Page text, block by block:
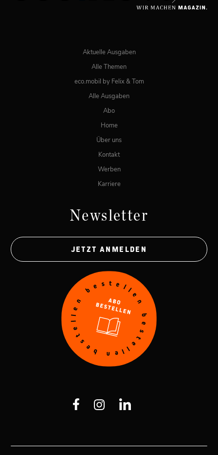
JETZT BESTELLEN
Aktuelle Ausgaben
Alle Themen
eco.mobil by Felix & Tom
Alle Ausgaben
Abo
Home
Über uns
Kontakt
Werben
Karriere
Newsletter
JETZT ANMELDEN